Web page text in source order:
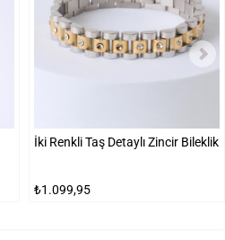
İki Renkli Taş Detaylı Zincir Bileklik
₺1.099,95